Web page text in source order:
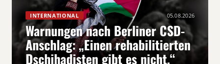
INTERNATIONAL 05.08.2026
Warnungen nach Berliner CSD-
Anschlag: „Einen rehabilitierten
Dschihadisten gibt es nicht.“